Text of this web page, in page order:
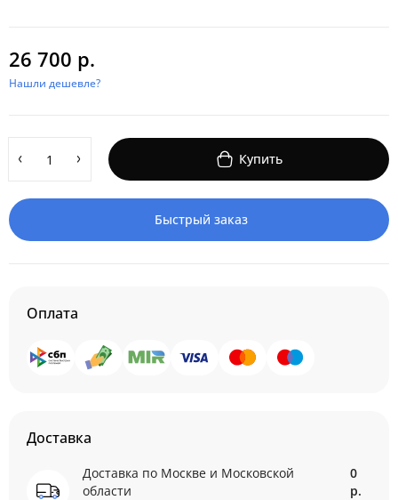
26 700 р.
Нашли дешевле?
Купить
Быстрый заказ
Оплата
Доставка
Доставка по Москве и Московской
области
0
р.